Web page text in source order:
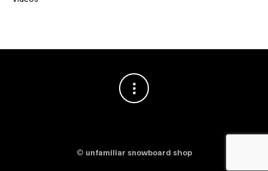
© unfamiliar snowboard shop